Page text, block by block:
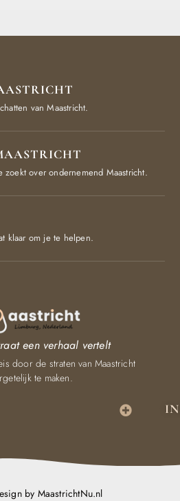
van Maastricht.
over ondernemend Maastricht.
klaar om je te helpen.
een verhaal vertelt
door de straten van Maastricht
te maken.
by MaastrichtNu.nl